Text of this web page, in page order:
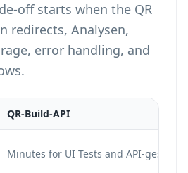
off starts when the QR
redirects, Analysen,
error handling, and
QR-Build-API
Minutes for UI Tests and API-